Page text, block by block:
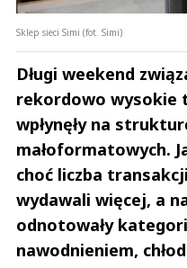
Sklep sieci Simi (fot. Simi)
Długi weekend
rekordowo wysokie
wpłynęły na
małoformatowych.
choć liczba
wydawali więcej, a
odnotowały
nawodnieniem,